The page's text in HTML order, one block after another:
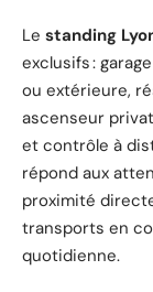
Le standing
exclusifs :
ou extérieure,
ascenseur
et contrôle à
répond aux
proximité
transports en
quotidienne.